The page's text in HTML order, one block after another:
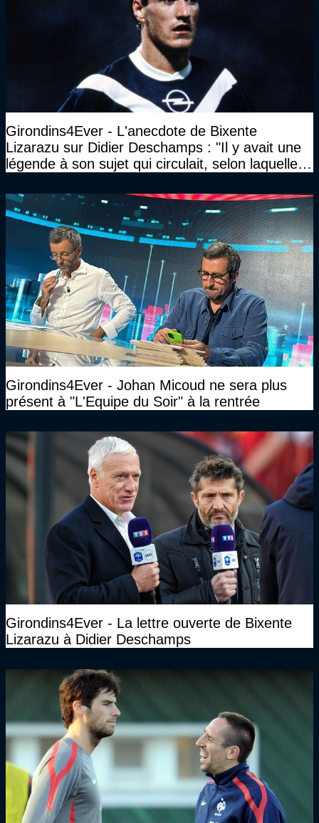
Girondins4Ever - L'anecdote de Bixente
Lizarazu sur Didier Deschamps : "Il y avait une
légende à son sujet qui circulait, selon laquelle il
Girondins4Ever - Johan Micoud ne sera plus
présent à "L'Equipe du Soir" à la rentrée
Girondins4Ever - La lettre ouverte de Bixente
Lizarazu à Didier Deschamps